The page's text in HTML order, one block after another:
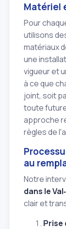
Matériel
Pour
utilisons
matériaux
une
vigueur et
à ce que
joint, soit
toute
approche
règles de
au
Notre
dans le
clair et
Prise